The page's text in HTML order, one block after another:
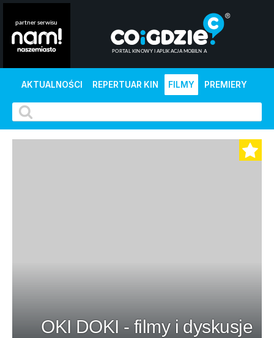
AKTUALNOŚCI REPERTUAR KIN FILMY PREMIERY
OKI DOKI - filmy i dyskusje